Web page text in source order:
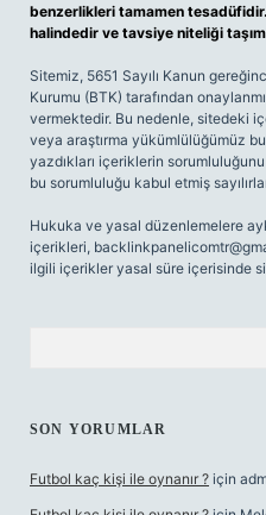
benzerlikleri tamamen
halindedir ve tavsiye niteliği
Sitemiz, 5651 Sayılı Kanun
Kurumu (BTK) tarafından
vermektedir. Bu nedenle, sitedeki
veya araştırma yükümlülüğümüz
yazdıkları içeriklerin
bu sorumluluğu kabul etmiş
Hukuka ve yasal düzenlemelere
içerikleri,
ilgili içerikler yasal süre içerisinde
SON YORUMLAR
Futbol kaç kişi ile oynanır ? için